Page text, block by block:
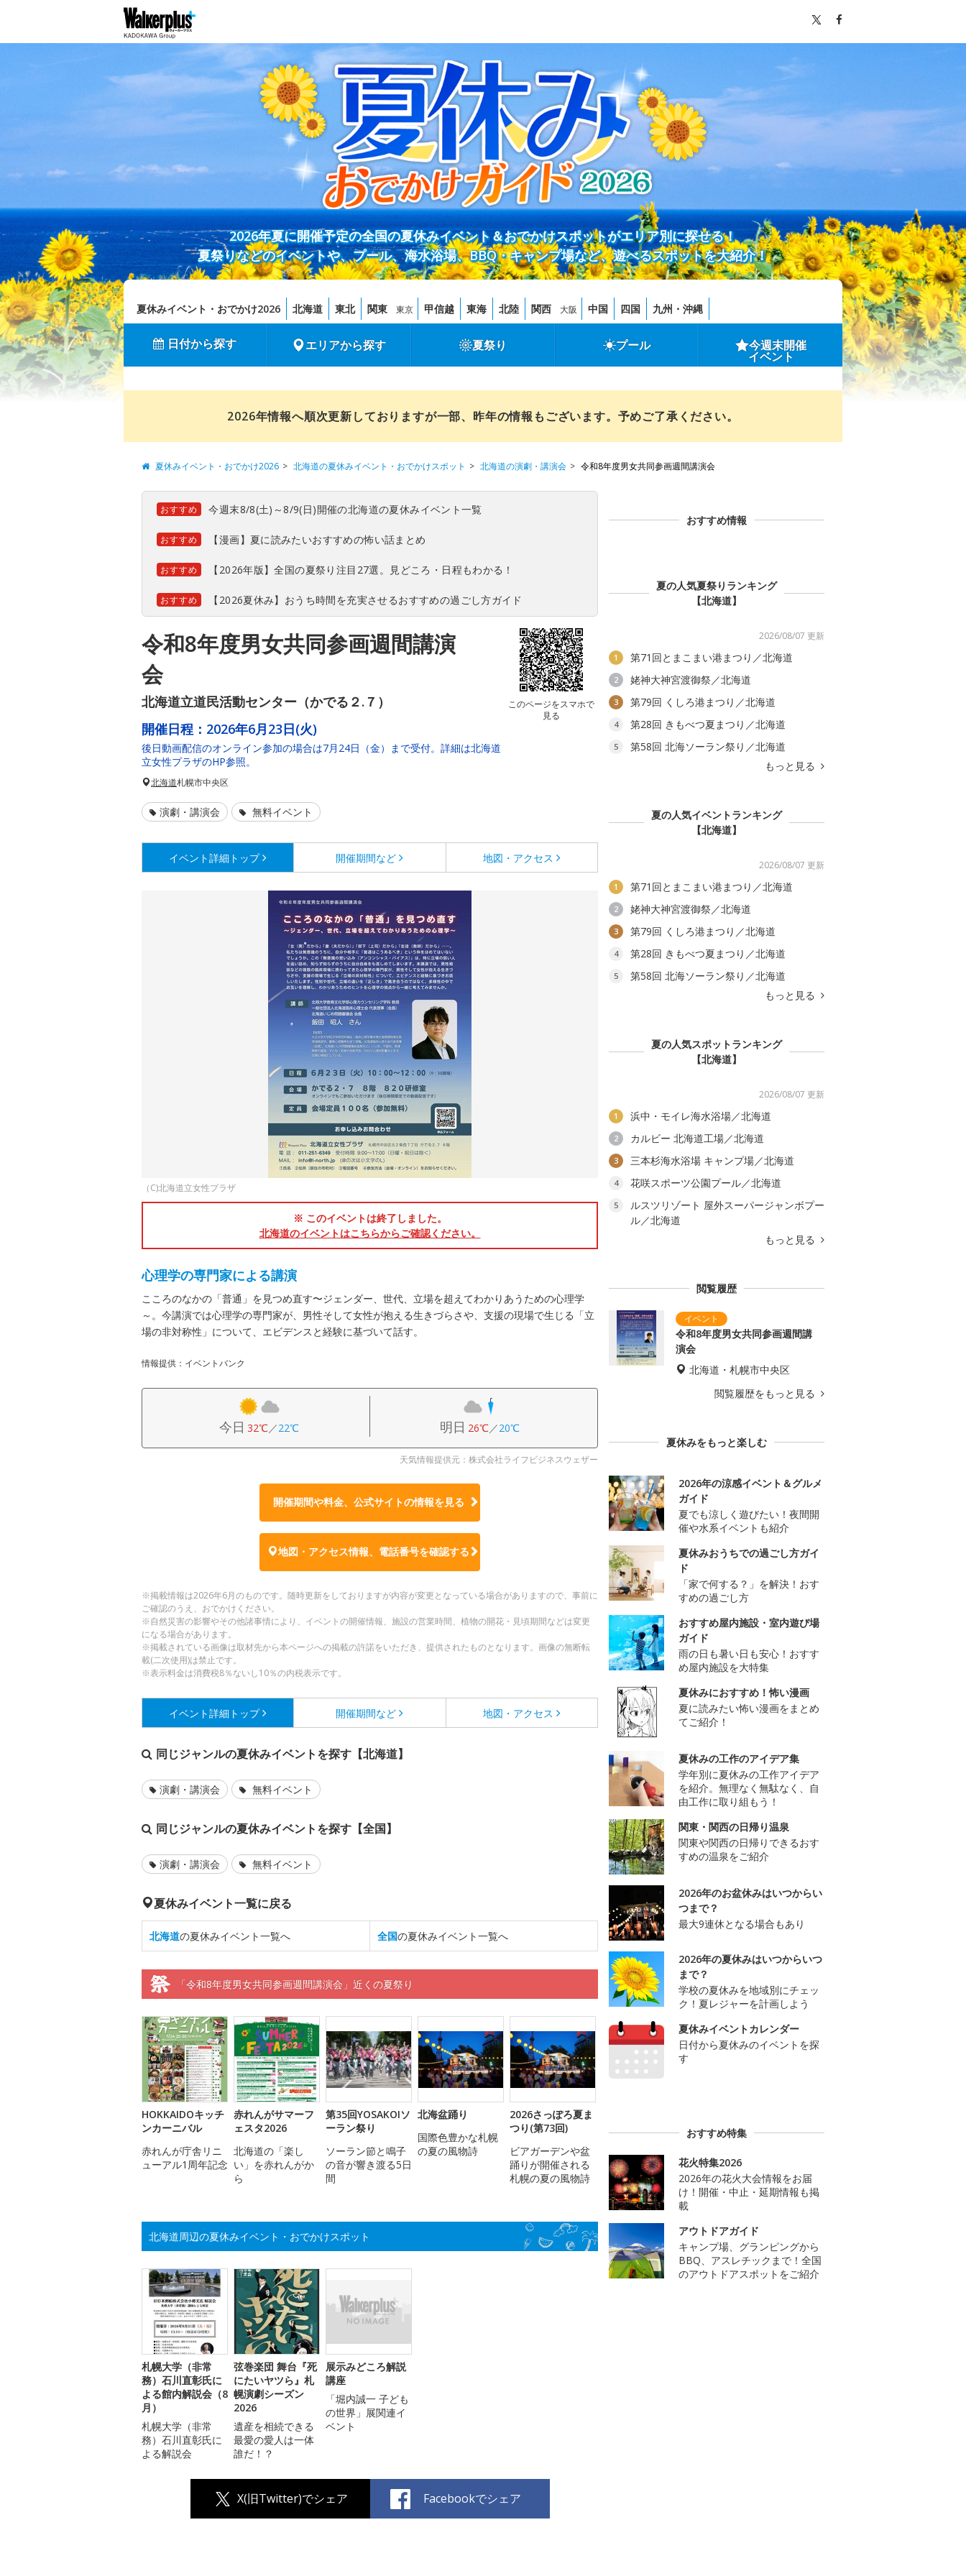
2026年夏に開催予定の全国の夏休みイベント＆おでかけスポットがエリア別に探せる！
夏祭りなどのイベントや、プール、海水浴場、BBQ・キャンプ場など、遊べるスポットを大紹介！
夏休みイベント・おでかけ2026 北海道 東北 関東 東京 甲信越 東海 北陸 関西 大阪 中国 四国 九州・沖縄
日付から探す エリアから探す 夏祭り プール 今週末開催
イベント
2026年情報へ順次更新しておりますが一部、昨年の情報もございます。予めご了承ください。
夏休みイベント・おでかけ2026 北海道の夏休みイベント・おでかけスポット 北海道の演劇・講演会 令和8年度男女共同参画週間講演会
おすすめ 今週末8/8(土)～8/9(日)開催の北海道の夏休みイベント一覧
おすすめ 【漫画】夏に読みたいおすすめの怖い話まとめ
おすすめ 【2026年版】全国の夏祭り注目27選。見どころ・日程もわかる！
おすすめ 【2026夏休み】おうち時間を充実させるおすすめの過ごし方ガイド
令和8年度男女共同参画週間講演
会
北海道立道民活動センター（かでる２.７）
このページをスマホで
見る
開催日程： 2026年6月23日(火)
後日動画配信のオンライン参加の場合は7月24日（金）まで受付。詳細は北海道
立女性プラザのHP参照。
北海道札幌市中央区
演劇・講演会 無料イベント
イベント詳細 トップ 開催期間など 地図・アクセス
（C)北海道立女性プラザ
※ このイベントは終了しました。
北海道のイベントはこちらからご確認ください。
心理学の専門家による講演
こころのなかの「普通」を見つめ直す〜ジェンダー、世代、立場を超えてわかりあうための心理学
～。今講演では心理学の専門家が、男性そして女性が抱える生きづらさや、支援の現場で生じる「立
場の非対称性」について、エビデンスと経験に基づいて話す。
情報提供：イベントバンク
今日 32℃／22℃ 明日 26℃／20℃
天気情報提供元：株式会社ライフビジネスウェザー
開催期間や料金、公式サイトの情報を見る
地図・アクセス情報、電話番号を確認する
※掲載情報は2026年6月のものです。随時更新をしておりますが内容が変更となっている場合がありますので、事前に
ご確認のうえ、おでかけください。
※自然災害の影響やその他諸事情により、イベントの開催情報、施設の営業時間、植物の開花・見頃期間などは変更
になる場合があります。
※掲載されている画像は取材先から本ページへの掲載の許諾をいただき、提供されたものとなります。画像の無断転
載(二次使用)は禁止です。
※表示料金は消費税8％ないし10％の内税表示です。
イベント詳細 トップ 開催期間など 地図・アクセス
同じジャンルの夏休みイベントを探す【北海道】
演劇・講演会 無料イベント
同じジャンルの夏休みイベントを探す【全国】
演劇・講演会 無料イベント
夏休みイベント一覧に戻る
北海道の夏休みイベント一覧へ 全国の夏休みイベント一覧へ
「令和8年度男女共同参画週間講演会」近くの夏祭り
HOKKAIDOキッチ
ンカーニバル
赤れんが庁舎リニ
ューアル1周年記念
赤れんがサマーフ
ェスタ2026
北海道の「楽し
い」を赤れんがか
ら
第35回YOSAKOIソ
ーラン祭り
ソーラン節と鳴子
の音が響き渡る5日
間
北海盆踊り
国際色豊かな札幌
の夏の風物詩
2026さっぽろ夏ま
つり(第73回)
ビアガーデンや盆
踊りが開催される
札幌の夏の風物詩
北海道周辺の夏休みイベント・おでかけスポット
札幌大学（非常
務）石川直彰氏に
よる館内解説会（8
月）
札幌大学（非常
務）石川直彰氏に
よる解説会
弦巻楽団 舞台『死
にたいヤツら』札
幌演劇シーズン
2026
遺産を相続できる
最愛の愛人は一体
誰だ！？
展示みどころ解説
講座
「堀内誠一 子ども
の世界」展関連イ
ベント
X(旧Twitter)でシェア Facebookでシェア
おすすめ情報
夏の人気夏祭りランキング
【北海道】
2026/08/07 更新
1 第71回とまこまい港まつり／北海道
2 姥神大神宮渡御祭／北海道
3 第79回 くしろ港まつり／北海道
4 第28回 きもべつ夏まつり／北海道
5
第58回 北海ソーラン祭り／北海道
もっと見る
夏の人気イベントランキング
【北海道】
2026/08/07 更新
1 第71回とまこまい港まつり／北海道
2 姥神大神宮渡御祭／北海道
3 第79回 くしろ港まつり／北海道
4 第28回 きもべつ夏まつり／北海道
5
第58回 北海ソーラン祭り／北海道
もっと見る
夏の人気スポットランキング
【北海道】
2026/08/07 更新
1 浜中・モイレ海水浴場／北海道
2 カルビー 北海道工場／北海道
3 三本杉海水浴場 キャンプ場／北海道
4 花咲スポーツ公園プール／北海道
5
ルスツリゾート 屋外スーパージャンボプー
ル／北海道
もっと見る
閲覧履歴
令和8年度男女共同参画週間講
演会
北海道・札幌市中央区
閲覧履歴をもっと見る
夏休みをもっと楽しむ
2026年の涼感イベント＆グルメ
ガイド
夏でも涼しく遊びたい！夜間開
催や水系イベントも紹介
夏休みおうちでの過ごし方ガイ
ド
「家で何する？」を解決！おす
すめの過ごし方
おすすめ屋内施設・室内遊び場
ガイド
雨の日も暑い日も安心！おすす
め屋内施設を大特集
夏休みにおすすめ！怖い漫画
夏に読みたい怖い漫画をまとめ
てご紹介！
夏休みの工作のアイデア集
学年別に夏休みの工作アイデア
を紹介。無理なく無駄なく、自
由工作に取り組もう！
関東・関西の日帰り温泉
関東や関西の日帰りできるおす
すめの温泉をご紹介
2026年のお盆休みはいつからい
つまで？
最大9連休となる場合もあり
2026年の夏休みはいつからいつ
まで？
学校の夏休みを地域別にチェッ
ク！夏レジャーを計画しよう
夏休みイベントカレンダー
日付から夏休みのイベントを探
す
おすすめ特集
花火特集2026
2026年の花火大会情報をお届
け！開催・中止・延期情報も掲
載
アウトドアガイド
キャンプ場、グランピングから
BBQ、アスレチックまで！全国
のアウトドアスポットをご紹介